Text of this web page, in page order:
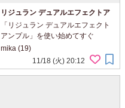
リジュラン デュアルエフェクトア
ンプル
「リジュラン デュアルエフェクト
アンプル」を使い始めてすぐ
「あ、これ好きかも」と思える使
い心地でした。まず、見た目がま
るで注射器のようなのも楽しい！
mika (19)
11/18 (火) 20:12